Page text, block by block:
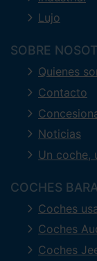
Lujo
SOBRE
Quienes
Contacto
Noticias
Un coche,
COCHES
Coches
Coches
Coches